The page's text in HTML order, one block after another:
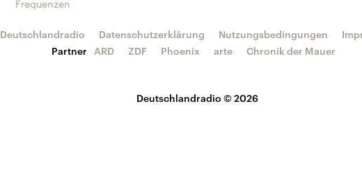
Frequenzen
Deutschlandradio © 2026
Deutschlandradio Datenschutzerklärung Nutzungsbedingungen
Partner
ARD ZDF Phoenix arte Chronik der Mauer